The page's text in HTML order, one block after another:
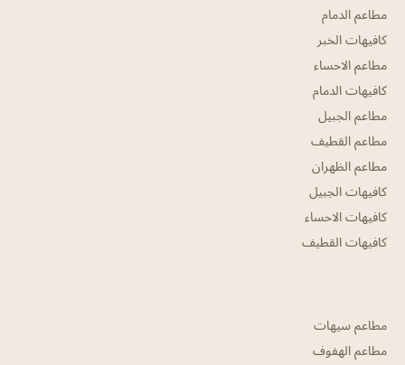
مطاعم الدمام
كافيهات الخبر
مطاعم الاحساء
كافيهات الدمام
مطاعم الجبيل
مطاعم القطيف
مطاعم الظهران
كافيهات الجبيل
كافيهات الاحساء
كافيهات القطيف
مطاعم سيهات
مطاعم الهفوف